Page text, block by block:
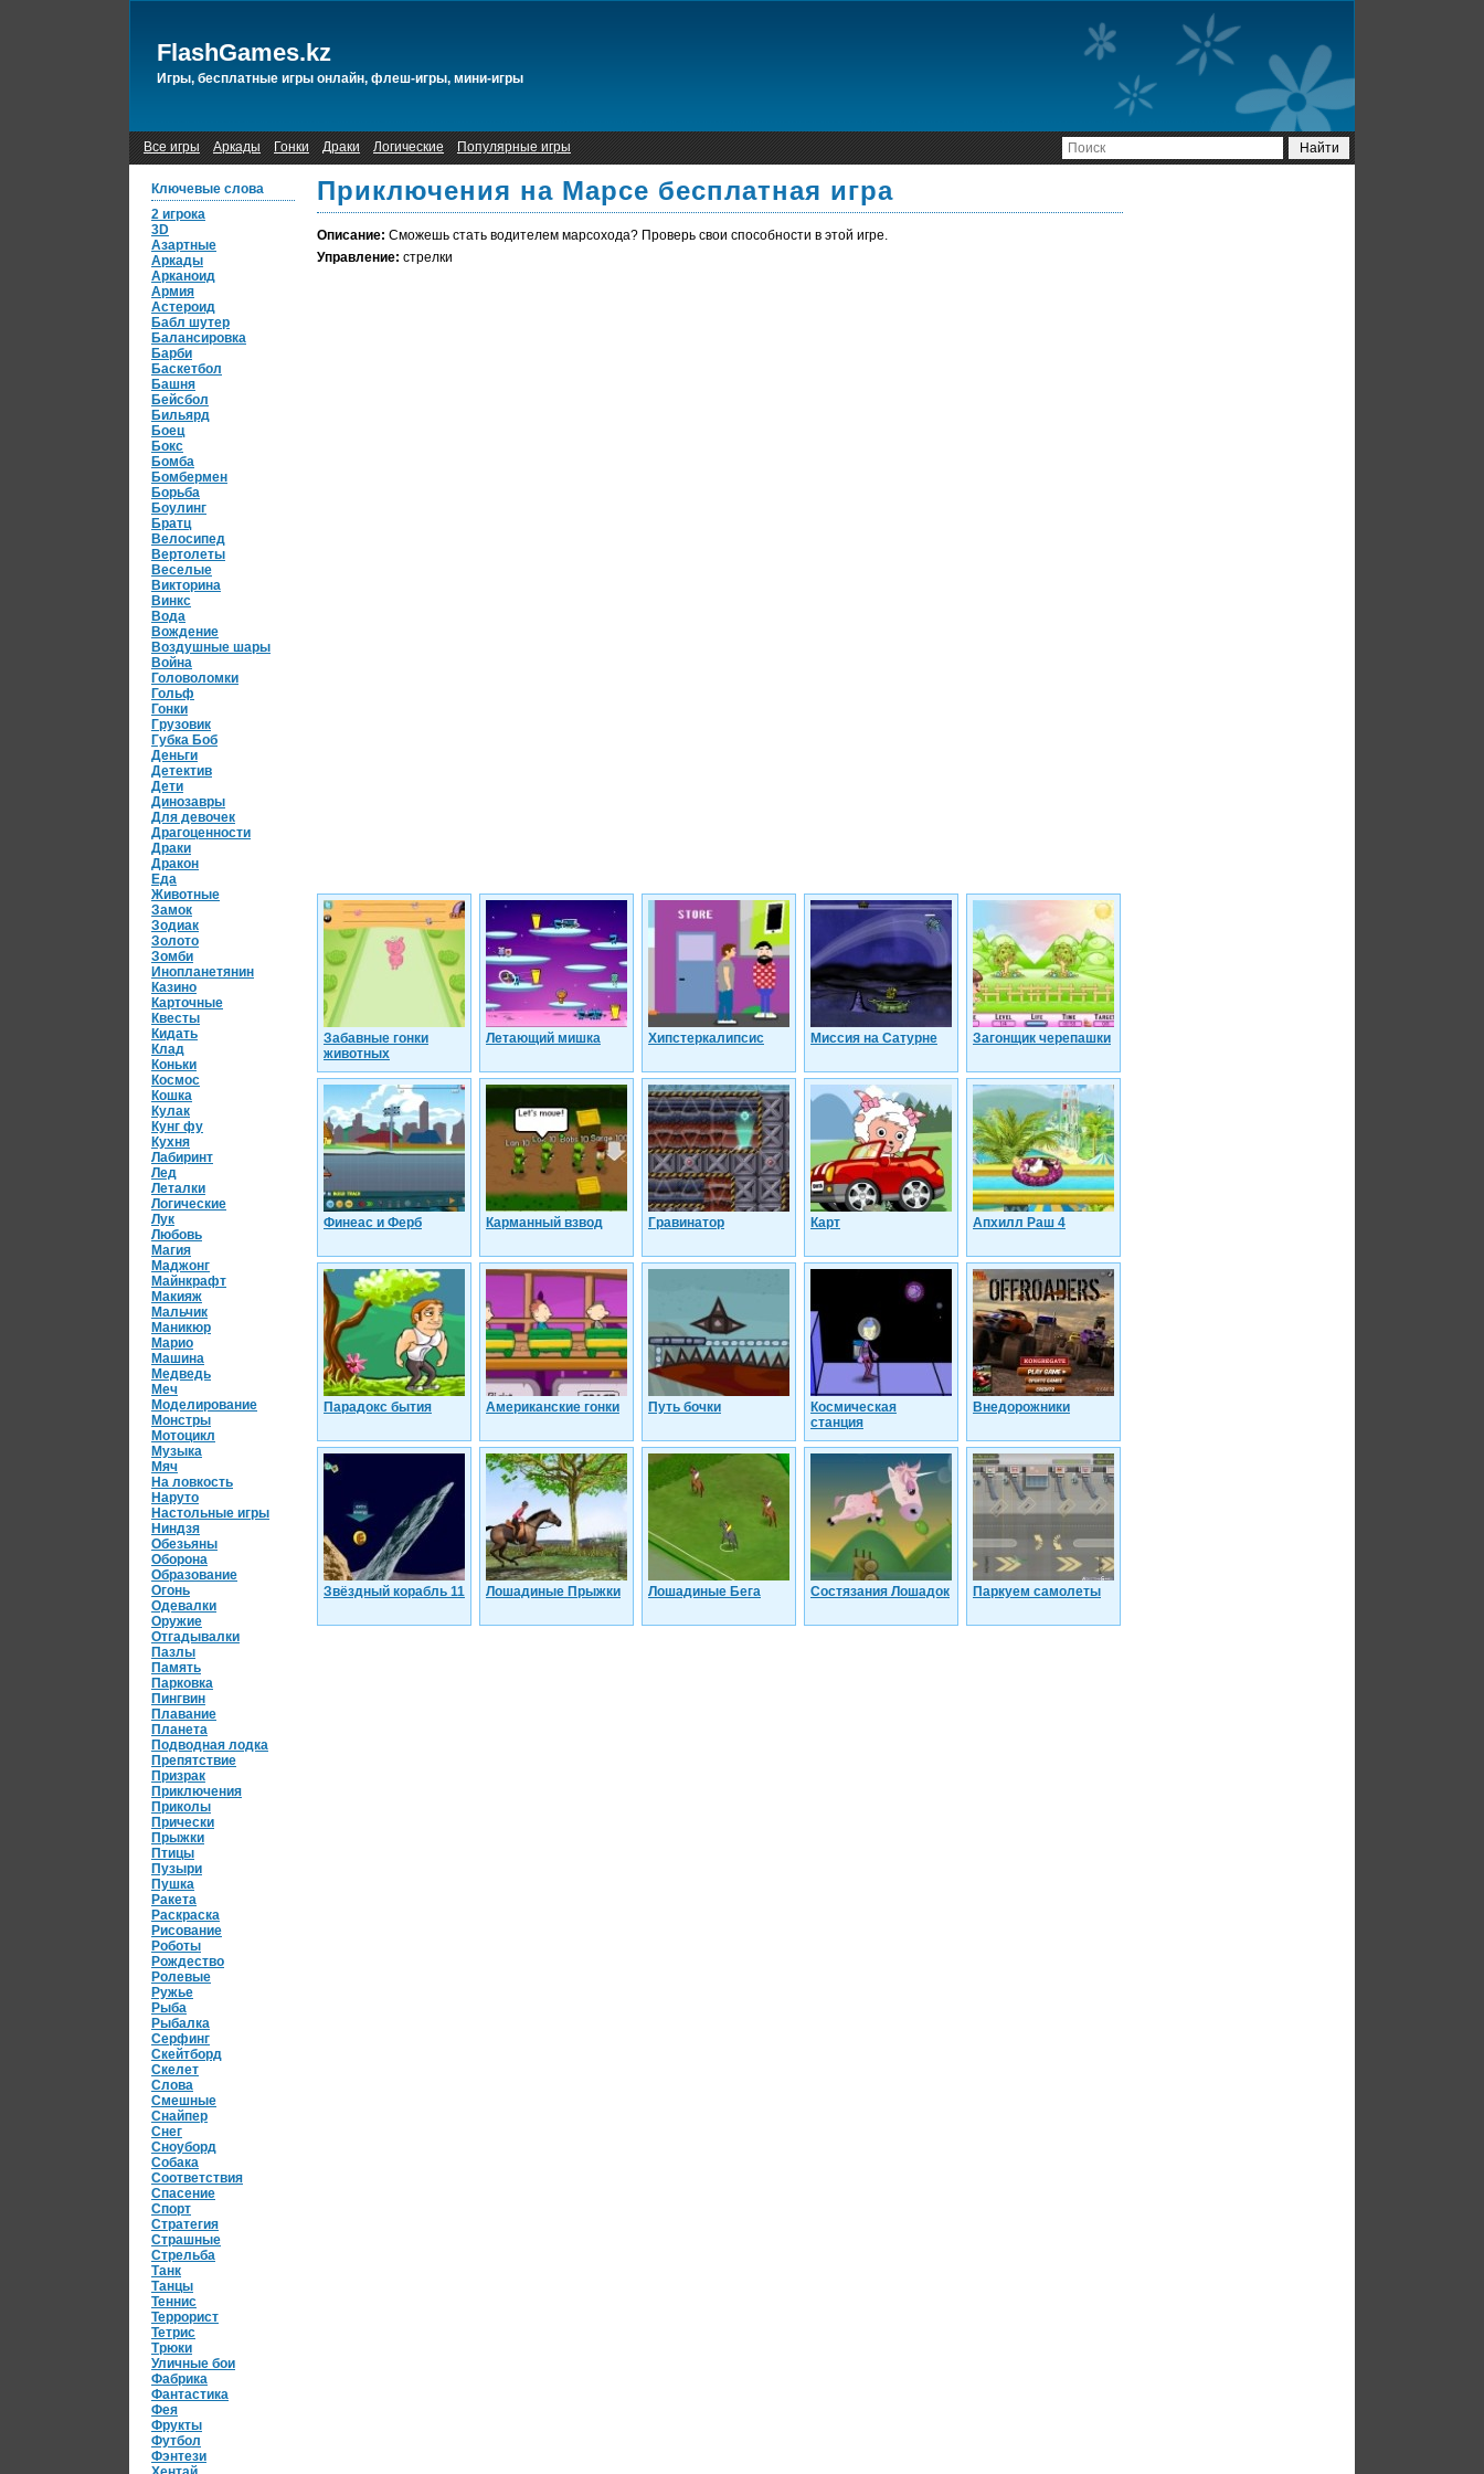
FlashGames.kz
Игры, бесплатные игры онлайн, флеш-игры, мини-игры
Все игры Аркады Гонки Драки Логические Популярные игры
Ключевые слова
2 игрока
3D
Азартные
Аркады
Арканоид
Армия
Астероид
Бабл шутер
Балансировка
Барби
Баскетбол
Башня
Бейсбол
Бильярд
Боец
Бокс
Бомба
Бомбермен
Борьба
Боулинг
Братц
Велосипед
Вертолеты
Веселые
Викторина
Винкс
Вода
Вождение
Воздушные шары
Война
Головоломки
Гольф
Гонки
Грузовик
Губка Боб
Деньги
Детектив
Дети
Динозавры
Для девочек
Драгоценности
Драки
Дракон
Еда
Животные
Замок
Зодиак
Золото
Зомби
Инопланетянин
Казино
Карточные
Квесты
Кидать
Клад
Коньки
Космос
Кошка
Кулак
Кунг фу
Кухня
Лабиринт
Лед
Леталки
Логические
Лук
Любовь
Магия
Маджонг
Майнкрафт
Макияж
Мальчик
Маникюр
Марио
Машина
Медведь
Меч
Моделирование
Монстры
Мотоцикл
Музыка
Мяч
На ловкость
Наруто
Настольные игры
Ниндзя
Обезьяны
Оборона
Образование
Огонь
Одевалки
Оружие
Отгадывалки
Пазлы
Память
Парковка
Пингвин
Плавание
Планета
Подводная лодка
Препятствие
Призрак
Приключения
Приколы
Прически
Прыжки
Птицы
Пузыри
Пушка
Ракета
Раскраска
Рисование
Роботы
Рождество
Ролевые
Ружье
Рыба
Рыбалка
Серфинг
Скейтборд
Скелет
Слова
Смешные
Снайпер
Снег
Сноуборд
Собака
Соответствия
Спасение
Спорт
Стратегия
Страшные
Стрельба
Танк
Танцы
Теннис
Террорист
Тетрис
Трюки
Уличные бои
Фабрика
Фантастика
Фея
Фрукты
Футбол
Фэнтези
Приключения на Марсе бесплатная игра
Описание: Сможешь стать водителем марсохода? Проверь свои способности в этой игре.
Управление: стрелки
Забавные гонки
животных
Летающий мишка Хипстеркалипсис Миссия на Сатурне Загонщик черепашки
Финеас и Ферб Карманный взвод Гравинатор Карт Апхилл Раш 4
Парадокс бытия Американские гонки Путь бочки
Космическая
станция
Внедорожники
Звёздный корабль 11 Лошадиные Прыжки Лошадиные Бега Состязания Лошадок Паркуем самолеты